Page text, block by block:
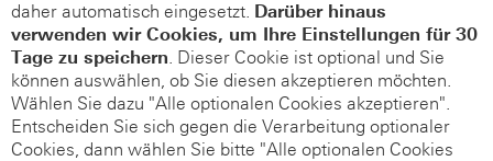
daher automatisch eingesetzt. Darüber hinaus
verwenden wir Cookies, um Ihre Einstellungen für 30
Tage zu speichern. Dieser Cookie ist optional und Sie
können auswählen, ob Sie diesen akzeptieren möchten.
Wählen Sie dazu "Alle optionalen Cookies akzeptieren".
Entscheiden Sie sich gegen die Verarbeitung optionaler
Cookies, dann wählen Sie bitte "Alle optionalen Cookies